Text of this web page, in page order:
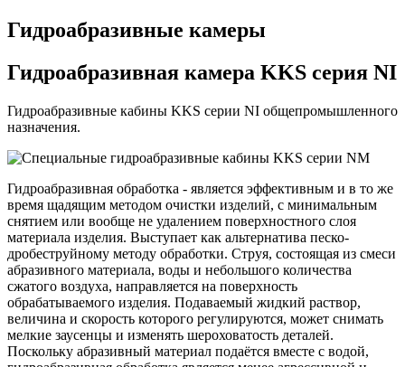
Гидроабразивные камеры
Гидроабразивная камера KKS серия NI
Гидроабразивные кабины KKS серии NI общепромышленного
назначения.
Гидроабразивная обработка - является эффективным и в то же
время щадящим методом очистки изделий, с минимальным
снятием или вообще не удалением поверхностного слоя
материала изделия. Выступает как альтернатива песко-
дробеструйному методу обработки. Струя, состоящая из смеси
абразивного материала, воды и небольшого количества
сжатого воздуха, направляется на поверхность
обрабатываемого изделия. Подаваемый жидкий раствор,
величина и скорость которого регулируются, может снимать
мелкие заусенцы и изменять шероховатость деталей.
Поскольку абразивный материал подаётся вместе с водой,